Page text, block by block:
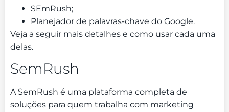
SEmRush;
Planejador de palavras-chave do Google.
Veja a seguir mais detalhes e como usar cada uma
delas.
SemRush
A SemRush é uma plataforma completa de
soluções para quem trabalha com marketing